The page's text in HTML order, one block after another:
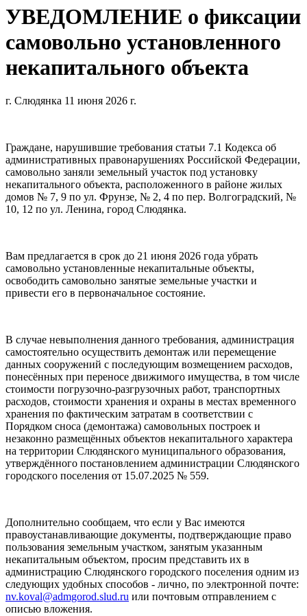
УВЕДОМЛЕНИЕ о фиксации
самовольно установленного
некапитального объекта
г. Слюдянка 11 июня 2026 г.
Граждане, нарушившие требования статьи 7.1 Кодекса об
административных правонарушениях Российской Федерации,
самовольно заняли земельный участок под установку
некапитального объекта, расположенного в районе жилых
домов № 7, 9 по ул. Фрунзе, № 2, 4 по пер. Волгоградский, №
10, 12 по ул. Ленина, город Слюдянка.
Вам предлагается в срок до 21 июня 2026 года убрать
самовольно установленные некапитальные объекты,
освободить самовольно занятые земельные участки и
привести его в первоначальное состояние.
В случае невыполнения данного требования, администрация
самостоятельно осуществить демонтаж или перемещение
данных сооружений с последующим возмещением расходов,
понесённых при переносе движимого имущества, в том числе
стоимости погрузочно-разгрузочных работ, транспортных
расходов, стоимости хранения и охраны в местах временного
хранения по фактическим затратам в соответствии с
Порядком сноса (демонтажа) самовольных построек и
незаконно размещённых объектов некапитального характера
на территории Слюдянского муниципального образования,
утверждённого постановлением администрации Слюдянского
городского поселения от 15.07.2025 № 559.
Дополнительно сообщаем, что если у Вас имеются
правоустанавливающие документы, подтверждающие право
пользования земельным участком, занятым указанным
некапитальным объектом, просим представить их в
администрацию Слюдянского городского поселения одним из
следующих удобных способов - лично, по электронной почте:
nv.koval@admgorod.slud.ru или почтовым отправлением с
описью вложения.